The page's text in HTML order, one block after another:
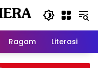
Ragam Literasi